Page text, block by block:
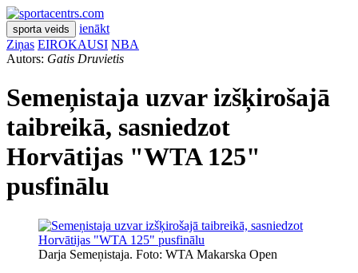
sporta veids
ienākt
Ziņas EIROKAUSI NBA
Autors: Gatis Druvietis
Semeņistaja uzvar izšķirošajā
taibreikā, sasniedzot
Horvātijas "WTA 125"
pusfinālu
Darja Semeņistaja. Foto: WTA Makarska Open